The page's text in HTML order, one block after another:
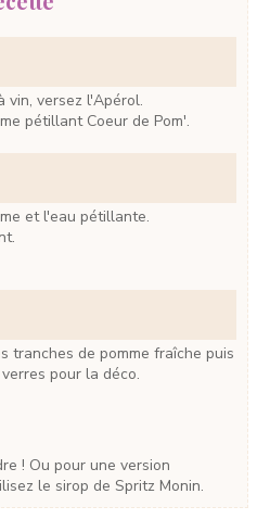
vin, versez l'Apérol.
pétillant Coeur de Pom'.
et l'eau pétillante.
pour la déco.
le sirop de Spritz Monin.